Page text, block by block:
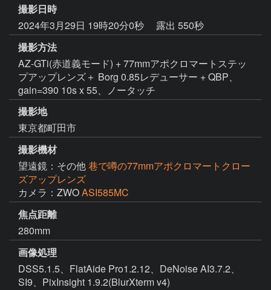
撮影日時
2024年3月29日 19時20分0秒
露出 550秒
撮影方法
AZ-GTi(赤道義モード) + 77mmアポクロマートステッ
プアップレンズ＋ Borg 0.85レデューサー + QBP、
gain=390 10s x 55、ノータッチ
撮影地
東京都町田市
撮影機材
望遠鏡：その他巷で噂の77mmアポクロマートクロー
ズアップレンズ
カメラ：ZWOASI585MC
焦点距離
280mm
画像処理
DSS5.1.5、FlatAide Pro1.2.12、DeNoise AI3.7.2、
SI9、PixInsight 1.9.2(BlurXterm v4)